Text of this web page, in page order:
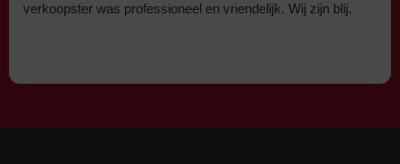
verkoopster was professioneel en vriendelijk. Wij zijn blij.